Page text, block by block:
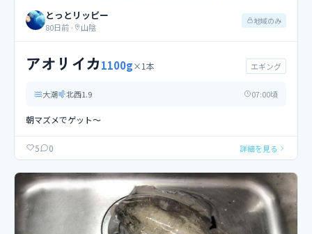
とっとリッピー
80日前 · 山陰
地域のみ
アオリイカ1100g×1本 エギング
大潮 北西1.9 07:00頃
朝マズメでゲット〜
5 0 詳細を見る